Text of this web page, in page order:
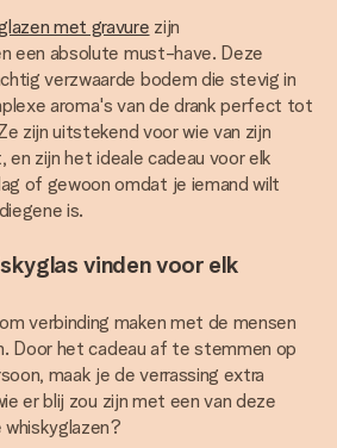
met gravure zijn
een absolute must-have. Deze
verzwaarde bodem die stevig in
aroma's van de drank perfect tot
zijn uitstekend voor wie van zijn
en zijn het ideale cadeau voor elk
of gewoon omdat je iemand wilt
is.
vinden voor elk
verbinding maken met de mensen
Door het cadeau af te stemmen op
maak je de verrassing extra
er blij zou zijn met een van deze